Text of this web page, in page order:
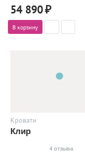
54 890₽
В корзину
Кровати
Клир
4 отзыва